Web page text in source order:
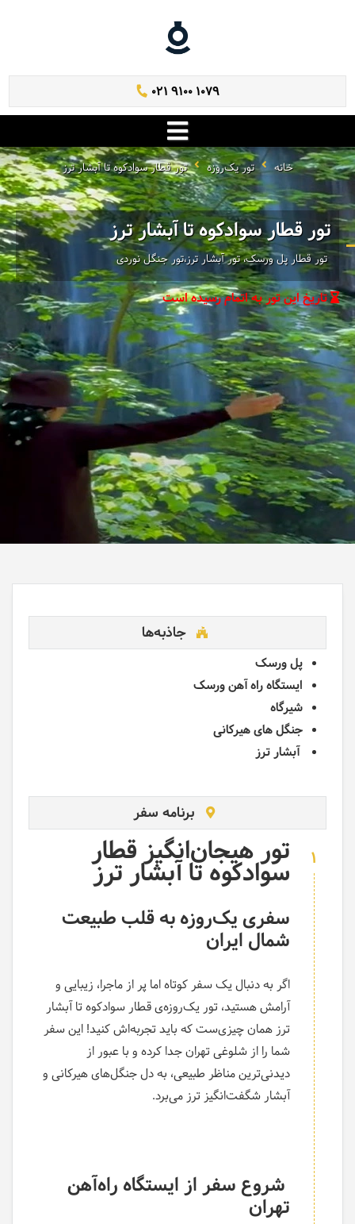
021 9100 1079
خانه تور یک‌روزه تور قطار سوادکوه تا آبشار ترز
تور قطار سوادکوه تا آبشار ترز
تور قطار پل ورسک، تور آبشار ترز،تور جنگل نوردی
تاریخ این تور به اتمام رسیده است
جاذبه‌ها
پل ورسک
ایستگاه راه آهن ورسک
شیرگاه
جنگل های هیرکانی
آبشار ترز
برنامه سفر
1 تور هیجان‌انگیز قطار
سوادکوه تا آبشار ترز
سفری یک‌روزه به قلب طبیعت
شمال ایران
اگر به دنبال یک سفر کوتاه اما پر از ماجرا، زیبایی و
آرامش هستید، تور یک‌روزه‌ی قطار سوادکوه تا آبشار
ترز همان چیزی‌ست که باید تجربه‌اش کنید! این سفر
شما را از شلوغی تهران جدا کرده و با عبور از
دیدنی‌ترین مناظر طبیعی، به دل جنگل‌های هیرکانی و
آبشار شگفت‌انگیز ترز می‌برد.
شروع سفر از ایستگاه راه‌آهن
تهران